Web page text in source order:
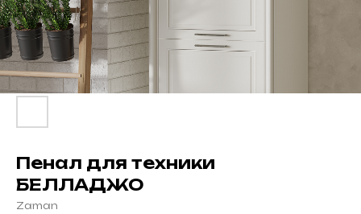
Пенал для техники
БЕЛЛАДЖО
Zaman